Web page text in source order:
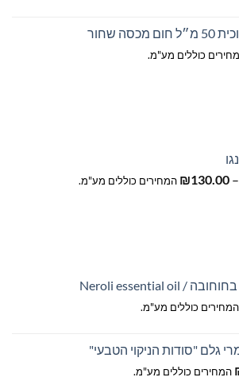
מכסה שחור
כוללים מע"מ.
–
₪130.00
טווח
המחירים כוללים מע"מ.
המחירים כוללים מע"מ.
גלם "סודות הניקוי הטבעי"
המחירים כוללים מע"מ.